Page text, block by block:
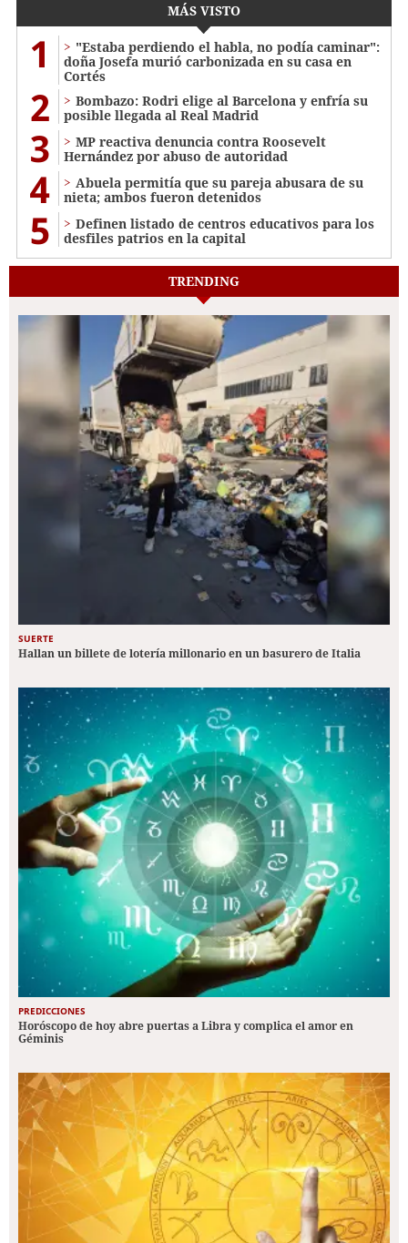
MÁS VISTO
1
"Estaba perdiendo el habla, no podía caminar":
doña Josefa murió carbonizada en su casa en
Cortés
2
Bombazo: Rodri elige al Barcelona y enfría su
posible llegada al Real Madrid
3
MP reactiva denuncia contra Roosevelt
Hernández por abuso de autoridad
4
Abuela permitía que su pareja abusara de su
nieta; ambos fueron detenidos
5
Definen listado de centros educativos para los
desfiles patrios en la capital
TRENDING
SUERTE
Hallan un billete de lotería millonario en un basurero de Italia
PREDICCIONES
Horóscopo de hoy abre puertas a Libra y complica el amor en
Géminis